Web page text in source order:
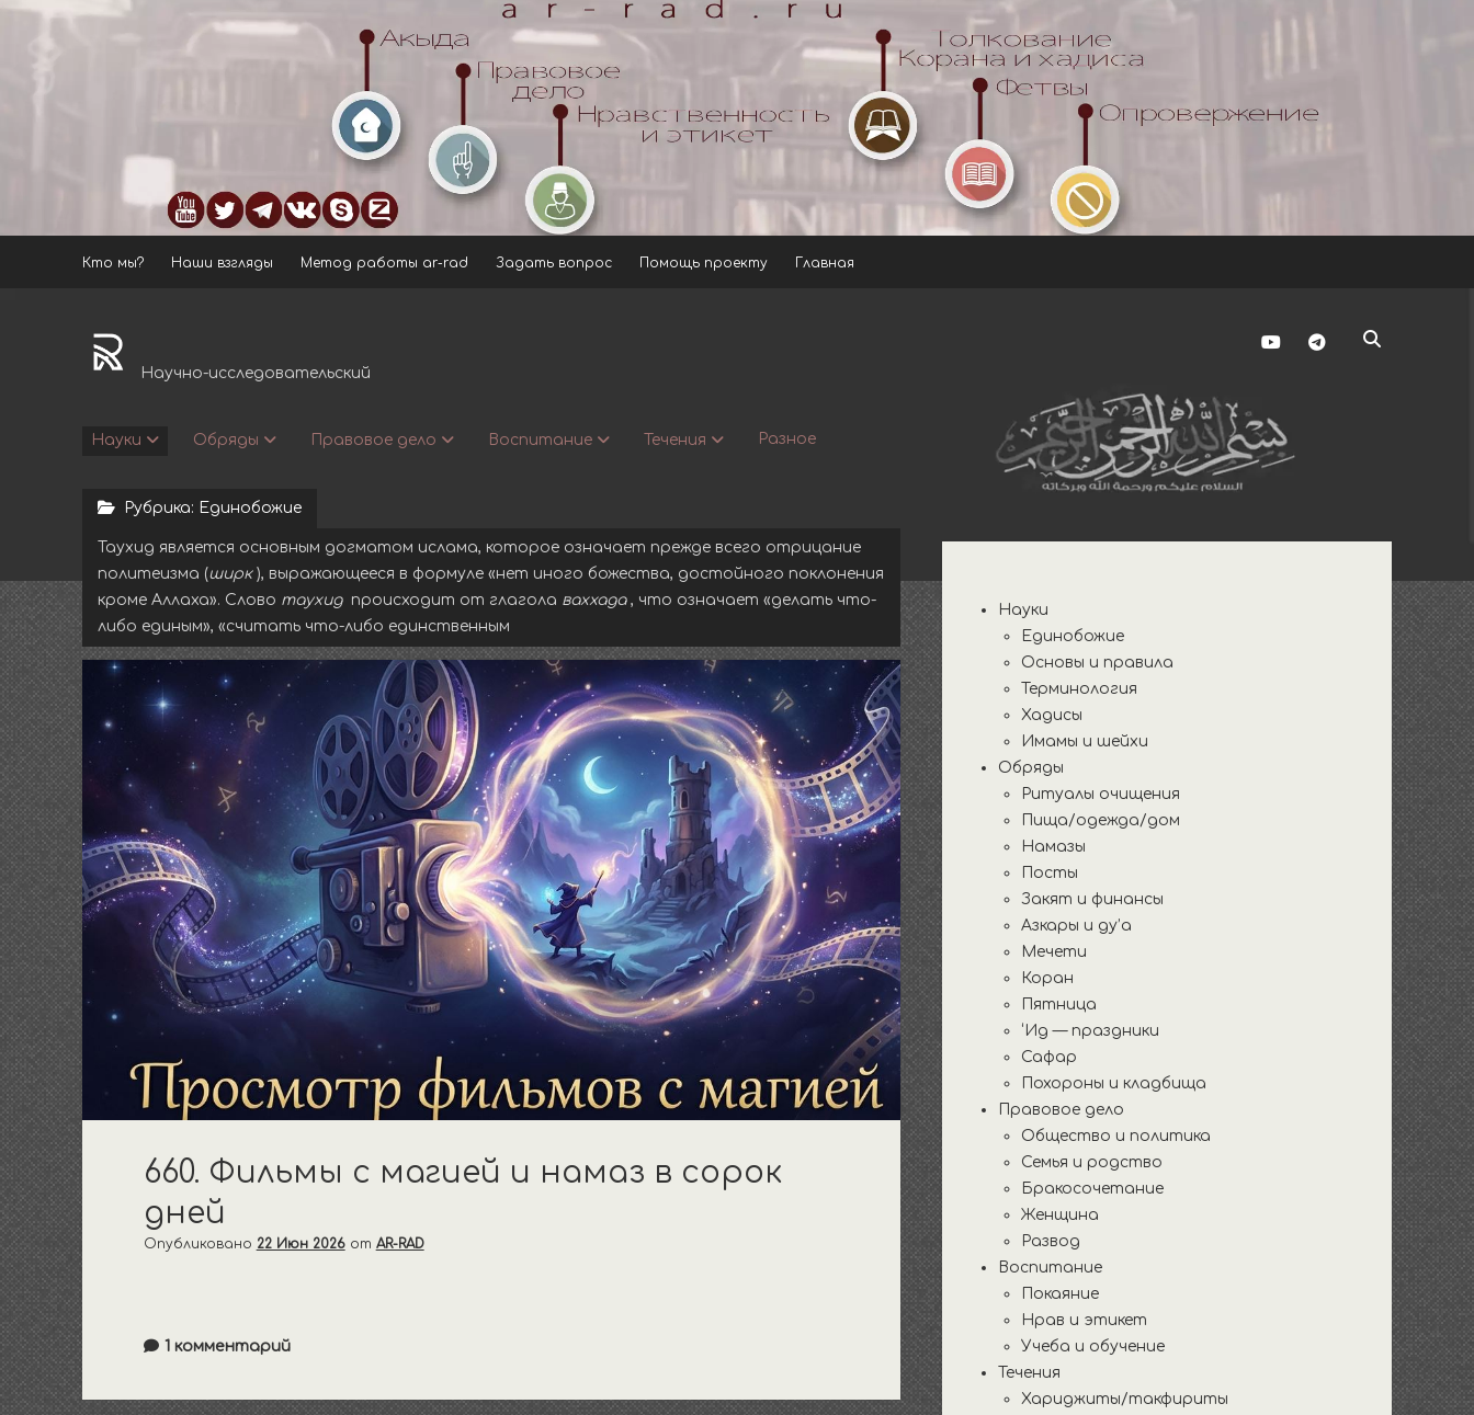
Кто мы? Наши взгляды Метод работы ar-rad Задать вопрос Помощь проекту Главная
ar-
rad.ruНаучно-исследовательский
youtubetelegram
Науки Обряды Правовое дело Воспитание Течения Разное
Рубрика: Единобожие
Таухид является основным догматом ислама, которое означает прежде всего отрицание
политеизма (ширк ), выражающееся в формуле «нет иного божества, достойного поклонения
кроме Аллаха». Слово таухид происходит от глагола ваххада , что означает «делать что-
либо единым», «считать что-либо единственным
660. Фильмы с магией и намаз в сорок
дней
Опубликовано 22 Июн 2026от AR-RAD
1 комментарий
панель
Науки
Единобожие
Основы и правила
Терминология
Хадисы
Имамы и шейхи
Обряды
Ритуалы очищения
Пища/одежда/дом
Намазы
Посты
Закят и финансы
Азкары и ду’а
Мечети
Коран
Пятница
‘Ид — праздники
Сафар
Похороны и кладбища
Правовое дело
Общество и политика
Семья и родство
Бракосочетание
Женщина
Развод
Воспитание
Покаяние
Нрав и этикет
Учеба и обучение
Течения
Хариджиты/такфириты